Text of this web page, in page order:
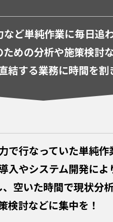
など単純作業に毎日追
ための分析や施策検討な
結する業務に時間を割
で行なっていた単純作
入やシステム開発によ
空いた時間で現状分
検討などに集中を！